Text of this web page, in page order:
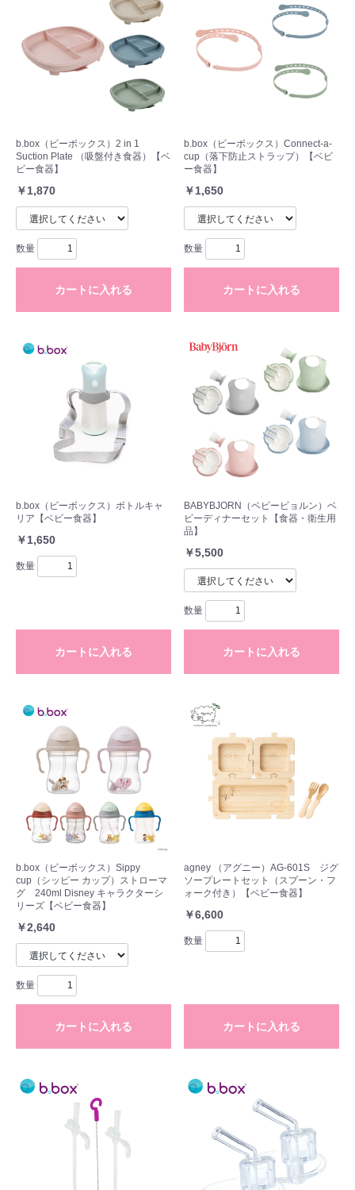
b.box（ビーボックス）2 in 1
Suction Plate （吸盤付き食器）【ベ
ビー食器】
￥1,870
数量
カートに入れる
b.box（ビーボックス）Connect-a-
cup（落下防止ストラップ）【ベビ
ー食器】
￥1,650
数量
カートに入れる
b.box（ビーボックス）ボトルキャ
リア【ベビー食器】
￥1,650
数量
カートに入れる
BABYBJORN（ベビービョルン）ベ
ビーディナーセット【食器・衛生用
品】
￥5,500
数量
カートに入れる
b.box（ビーボックス）Sippy
cup（シッピー カップ）ストローマ
グ 240ml Disney キャラクターシ
リーズ【ベビー食器】
￥2,640
数量
カートに入れる
agney （アグニー）AG-601S ジグ
ソープレートセット（スプーン・フ
ォーク付き）【ベビー食器】
￥6,600
数量
カートに入れる